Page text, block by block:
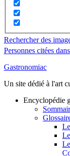
Rechercher des
Personnes citées
Gastronomiac
Un site dédié à l'art
Encyclopédie